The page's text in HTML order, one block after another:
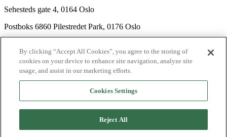
Sehesteds gate 4, 0164 Oslo
Postboks 6860 Pilestredet Park, 0176 Oslo
Nyhetsbrev
Ledige stillinger
Send inn manus
Agency
By clicking “Accept All Cookies”, you agree to the storing of
cookies on your device to enhance site navigation, analyze site
usage, and assist in our marketing efforts.
Cookies Settings
Reject All